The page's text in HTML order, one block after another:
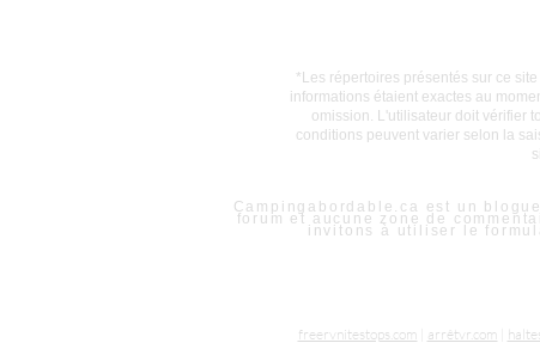
*Les répertoires présentés sur ce
informations étaient exactes au
omission. L'utilisateur doit vérifier
conditions peuvent varier selon la
Campingabordable.ca est un
forum et aucune zone de
invitons à utiliser le
freervnitestops.com arrêtvr.com